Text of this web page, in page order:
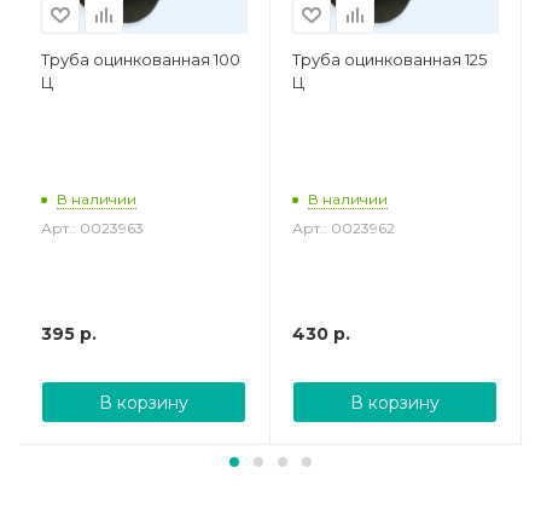
Труба оцинкованная 100
Ц
В наличии
Арт.: 0023963
395 р.
В корзину
Труба оцинкованная 125
Ц
В наличии
Арт.: 0023962
430р.
В корзину